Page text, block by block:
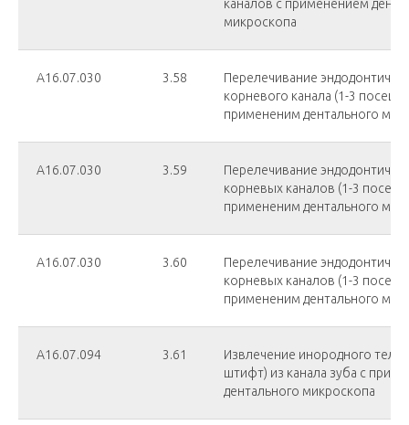
каналов с применением
микроскопа
А16.07.030 3.58
Перелечивание
корневого канала (1-3
примененим дентального
А16.07.030 3.59
Перелечивание
корневых каналов (1-3
примененим дентального
А16.07.030 3.60
Перелечивание
корневых каналов (1-3
примененим дентального
А16.07.094 3.61
Извлечение инородного тела
штифт) из канала зуба с
дентального микроскопа